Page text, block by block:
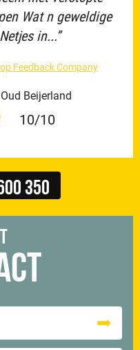
Wat n geweldige
in...”
Feedback Company
Beijerland
10/10
350